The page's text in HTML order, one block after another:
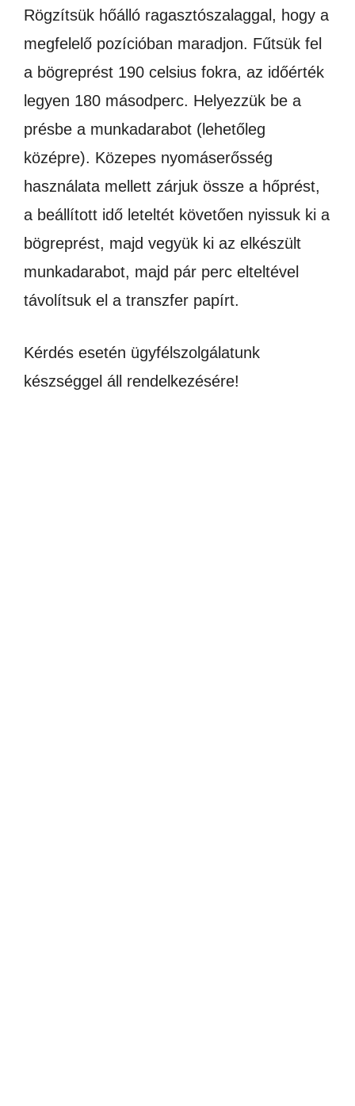
Rögzítsük hőálló ragasztószalaggal, hogy a
megfelelő pozícióban maradjon. Fűtsük fel
a bögreprést 190 celsius fokra, az időérték
legyen 180 másodperc. Helyezzük be a
présbe a munkadarabot (lehetőleg
középre). Közepes nyomáserősség
használata mellett zárjuk össze a hőprést,
a beállított idő leteltét követően nyissuk ki a
bögreprést, majd vegyük ki az elkészült
munkadarabot, majd pár perc elteltével
távolítsuk el a transzfer papírt.
Kérdés esetén ügyfélszolgálatunk
készséggel áll rendelkezésére!